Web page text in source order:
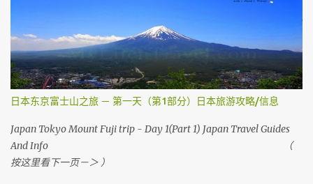
佛，槟城等等前，在1个小时前还可以网上办理登机手续。 （
Airasia 会任何时刻会有变动 ， 请上网检查 ） 首先，去 亚洲航空网
站 。 然后你会看到 Web Check in ， 按它
日本东京富士山之旅 － 第一天（第1部分）日本旅游攻略/信息
Japan Tokyo Mount Fuji trip - Day 1(Part 1) Japan Travel Guides
And Info （
按这里看下一页－＞ ）